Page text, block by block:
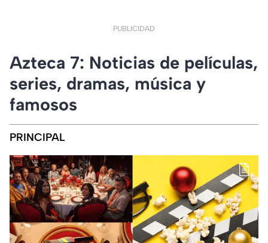
PUBLICIDAD
Azteca 7: Noticias de películas,
series, dramas, música y
famosos
PRINCIPAL